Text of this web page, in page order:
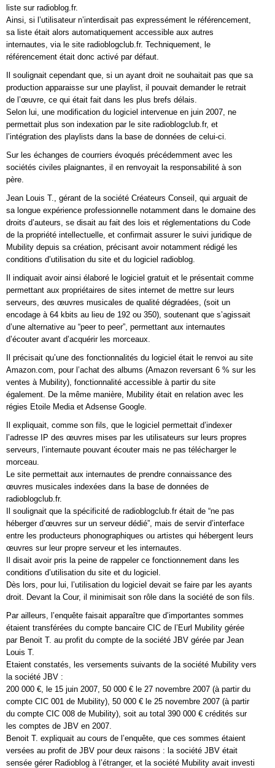
liste sur radioblog.fr.
Ainsi, si l’utilisateur n’interdisait pas expressément le référencement,
sa liste était alors automatiquement accessible aux autres
internautes, via le site radioblogclub.fr. Techniquement, le
référencement était donc activé par défaut.
Il soulignait cependant que, si un ayant droit ne souhaitait pas que sa
production apparaisse sur une playlist, il pouvait demander le retrait
de l’œuvre, ce qui était fait dans les plus brefs délais.
Selon lui, une modification du logiciel intervenue en juin 2007, ne
permettait plus son indexation par le site radioblogclub.fr, et
l’intégration des playlists dans la base de données de celui-ci.
Sur les échanges de courriers évoqués précédemment avec les
sociétés civiles plaignantes, il en renvoyait la responsabilité à son
père.
Jean Louis T., gérant de la société Créateurs Conseil, qui arguait de
sa longue expérience professionnelle notamment dans le domaine des
droits d’auteurs, se disait au fait des lois et réglementations du Code
de la propriété intellectuelle, et confirmait assurer le suivi juridique de
Mubility depuis sa création, précisant avoir notamment rédigé les
conditions d’utilisation du site et du logiciel radioblog.
Il indiquait avoir ainsi élaboré le logiciel gratuit et le présentait comme
permettant aux propriétaires de sites internet de mettre sur leurs
serveurs, des œuvres musicales de qualité dégradées, (soit un
encodage à 64 kbits au lieu de 192 ou 350), soutenant que s’agissait
d’une alternative au “peer to peer”, permettant aux internautes
d’écouter avant d’acquérir les morceaux.
Il précisait qu’une des fonctionnalités du logiciel était le renvoi au site
Amazon.com, pour l’achat des albums (Amazon reversant 6 % sur les
ventes à Mubility), fonctionnalité accessible à partir du site
également. De la même manière, Mubility était en relation avec les
régies Etoile Media et Adsense Google.
Il expliquait, comme son fils, que le logiciel permettait d’indexer
l’adresse IP des œuvres mises par les utilisateurs sur leurs propres
serveurs, l’internaute pouvant écouter mais ne pas télécharger le
morceau.
Le site permettait aux internautes de prendre connaissance des
œuvres musicales indexées dans la base de données de
radioblogclub.fr.
Il soulignait que la spécificité de radioblogclub.fr était de “ne pas
héberger d’œuvres sur un serveur dédié”, mais de servir d’interface
entre les producteurs phonographiques ou artistes qui hébergent leurs
œuvres sur leur propre serveur et les internautes.
Il disait avoir pris la peine de rappeler ce fonctionnement dans les
conditions d’utilisation du site et du logiciel.
Dès lors, pour lui, l’utilisation du logiciel devait se faire par les ayants
droit. Devant la Cour, il minimisait son rôle dans la société de son fils.
Par ailleurs, l’enquête faisait apparaître que d’importantes sommes
étaient transférées du compte bancaire CIC de l’Eurl Mubility gérée
par Benoit T. au profit du compte de la société JBV gérée par Jean
Louis T.
Etaient constatés, les versements suivants de la société Mubility vers
la société JBV :
200 000 €, le 15 juin 2007, 50 000 € le 27 novembre 2007 (à partir du
compte CIC 001 de Mubility), 50 000 € le 25 novembre 2007 (à partir
du compte CIC 008 de Mubility), soit au total 390 000 € crédités sur
les comptes de JBV en 2007.
Benoit T. expliquait au cours de l’enquête, que ces sommes étaient
versées au profit de JBV pour deux raisons : la société JBV était
sensée gérer Radioblog à l’étranger, et la société Mubility avait investi